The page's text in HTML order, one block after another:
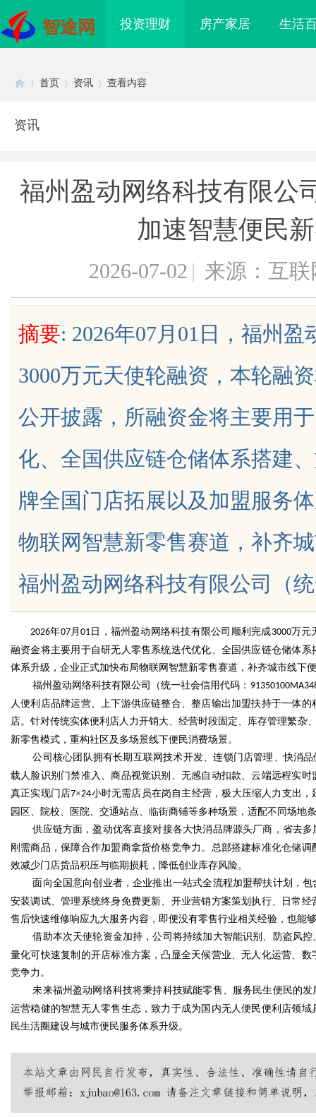
智途网 投资理财 房产家居 生活
uz
Bo
ar
首页 资讯 查看内容
资讯
福州盈动网络科技有限公
加速智慧便民
2026-07-02 | 来源：互联
摘要: 2026年07月01日，福州
3000万元天使轮融资，本轮融
公开披露，所融资金将主要用
化、全国供应链仓储体系搭建
牌全国门店拓展以及加盟服务
物联网智慧新零售赛道，补齐
福州盈动网络科技有限公司（
2026年07月 01 日 ，福州盈动网络科技有限公司顺利完成3000万元
融资金将主要用于自研无人零售系统迭代优化、全国供应链仓储体
体系升级，企业正式加快布局物联网智慧新零售赛道，补齐城市线下
福州盈动网络科技有限公司（统一社会信用代码：
人便利店品牌运营、上下游供应链整合、整店输出加盟扶持于一体
店。针对传统实体便利店人力开销大、经营时段固定、库存管理繁杂
新零售模式，重构社区及多场景线下便民消费场景。
公司核心团队拥有长期互联网技术开发、连锁门店管理、快消
载人脸识别门禁准入、商品视觉识别、无感自动扣款、云端远程实
真正实现门店7×24小时无需店员在岗自主经营，极大压缩人力支出
园区、院校、医院、交通站点、临街商铺等多种场景，适配不同场地
供应链方面，盈动优客直接对接各大快消品牌源头厂商，省去
刚需商品，保障合作加盟商拿货价格竞争力。总部搭建标准化仓储
效减少门店货品积压与临期损耗，降低创业库存风险。
面向全国意向创业者，企业推出一站式全流程加盟帮扶计划，
安装调试、管理系统终身免费更新、开业营销方案策划执行、日常
售后快速维修响应九大服务内容，即便没有零售行业相关经验，也能
借助本次天使轮资金加持，公司将持续加大智能识别、防盗风
量化可快速复制的开店标准方案，凸显全天候营业、无人化运营、
竞争力。
未来福州盈动网络科技将秉持科技赋能零售、服务民生便民的
运营稳健的智慧无人零售生态，致力于成为国内无人便民便利店领
民生活圈建设与城市便民服务体系升级。
发体系全解析